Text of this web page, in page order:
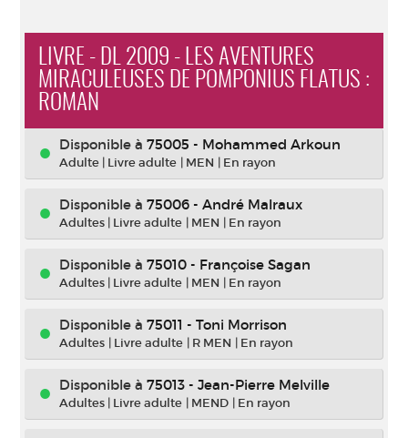
LIVRE - DL 2009 - LES AVENTURES
MIRACULEUSES DE POMPONIUS FLATUS :
ROMAN
Disponible à 75005 - Mohammed Arkoun
Adulte | Livre adulte | MEN | En rayon
Disponible à 75006 - André Malraux
Adultes | Livre adulte | MEN | En rayon
Disponible à 75010 - Françoise Sagan
Adultes | Livre adulte | MEN | En rayon
Disponible à 75011 - Toni Morrison
Adultes | Livre adulte | R MEN | En rayon
Disponible à 75013 - Jean-Pierre Melville
Adultes | Livre adulte | MEND | En rayon